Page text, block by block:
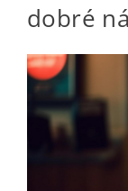
dobré